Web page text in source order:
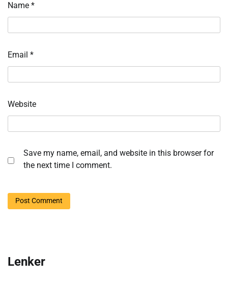
Name *
Email *
Website
Save my name, email, and website in this browser for
the next time I comment.
Lenker